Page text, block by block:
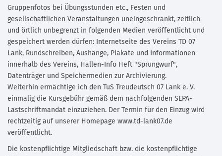
Gruppenfotos bei Übungsstunden etc., Festen und
gesellschaftlichen Veranstaltungen uneingeschränkt, zeitlich
und örtlich unbegrenzt in folgenden Medien veröffentlicht und
gespeichert werden dürfen: Internetseite des Vereins TD 07
Lank, Rundschreiben, Aushänge, Plakate und Informationen
innerhalb des Vereins, Hallen-Info Heft "Sprungwurf",
Datenträger und Speichermedien zur Archivierung.
Weiterhin ermächtige ich den TuS Treudeutsch 07 Lank e. V.
einmalig die Kursgebühr gemäß dem nachfolgenden SEPA-
Lastschriftmandat einzuziehen. Der Termin für den Einzug wird
rechtzeitig auf unserer Homepage www.td-lank07.de
veröffentlicht.
Die kostenpflichtige Mitgliedschaft bzw. die kostenpflichtige